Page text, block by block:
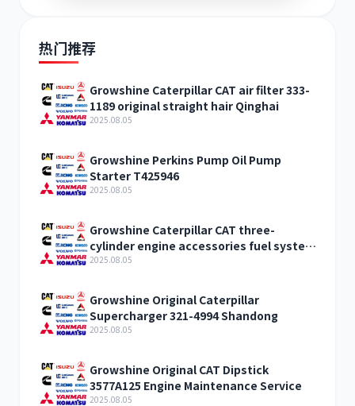
热门推荐
Growshine Caterpillar CAT air filter 333-
1189 original straight hair Qinghai
2025.08.05
Growshine Perkins Pump Oil Pump
Starter T425946
2025.08.05
Growshine Caterpillar CAT three-
cylinder engine accessories fuel system
inquiry
2025.08.05
Growshine Original Caterpillar
Supercharger 321-4994 Shandong
2025.08.05
Growshine Original CAT Dipstick
3577A125 Engine Maintenance Service
2025.08.05